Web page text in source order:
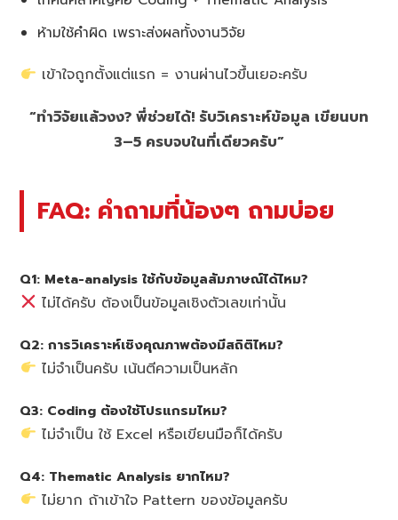
ห้ามใช้คำผิด เพราะส่งผลทั้งงานวิจัย
เข้าใจถูกตั้งแต่แรก = งานผ่านไวขึ้นเยอะครับ
“ทำวิจัยแล้วงง? พี่ช่วยได้! รับวิเคราะห์ข้อมูล เขียนบท
3–5 ครบจบในที่เดียวครับ”
FAQ: คำถามที่น้องๆ ถามบ่อย
Q1: Meta-analysis ใช้กับข้อมูลสัมภาษณ์ได้ไหม?
ไม่ได้ครับ ต้องเป็นข้อมูลเชิงตัวเลขเท่านั้น
Q2: การวิเคราะห์เชิงคุณภาพต้องมีสถิติไหม?
ไม่จำเป็นครับ เน้นตีความเป็นหลัก
Q3: Coding ต้องใช้โปรแกรมไหม?
ไม่จำเป็น ใช้ Excel หรือเขียนมือก็ได้ครับ
Q4: Thematic Analysis ยากไหม?
ไม่ยาก ถ้าเข้าใจ Pattern ของข้อมูลครับ